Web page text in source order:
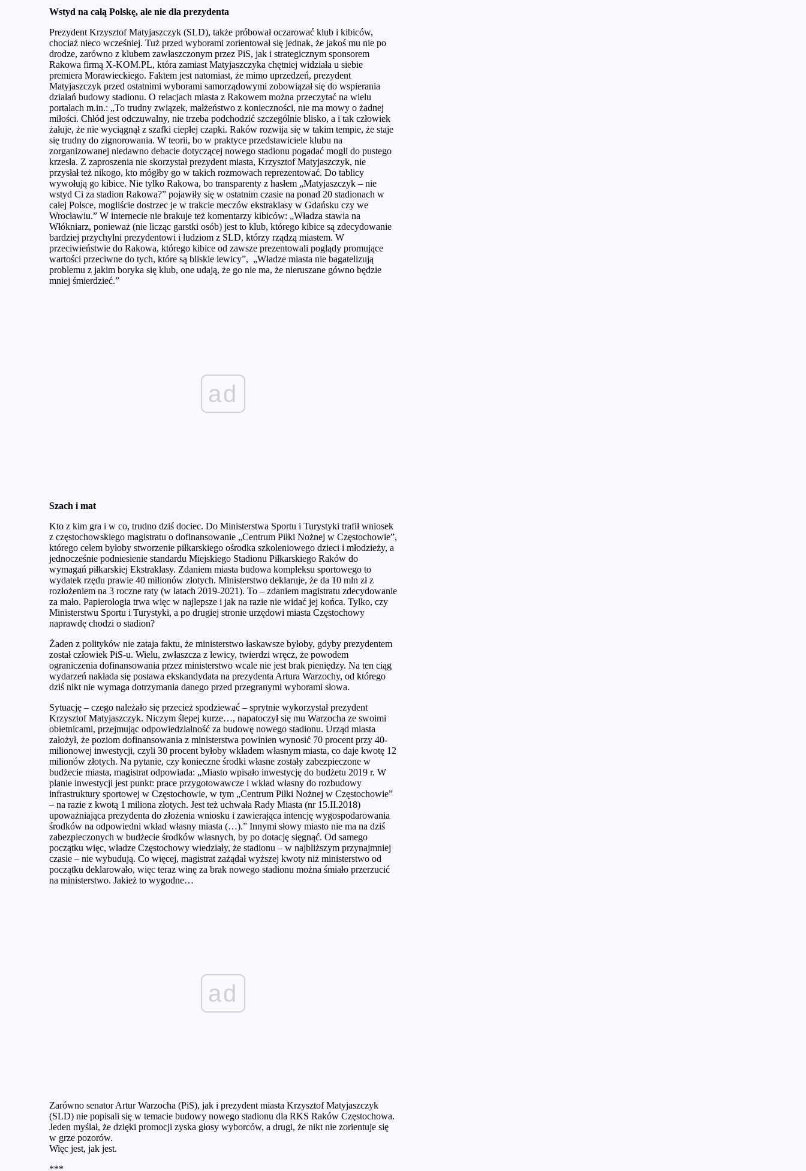
Wstyd na całą Polskę, ale nie dla prezydenta
Prezydent Krzysztof Matyjaszczyk (SLD), także próbował oczarować klub i kibiców,
chociaż nieco wcześniej. Tuż przed wyborami zorientował się jednak, że jakoś mu nie po
drodze, zarówno z klubem zawłaszczonym przez PiS, jak i strategicznym sponsorem
Rakowa firmą X-KOM.PL, która zamiast Matyjaszczyka chętniej widziała u siebie
premiera Morawieckiego. Faktem jest natomiast, że mimo uprzedzeń, prezydent
Matyjaszczyk przed ostatnimi wyborami samorządowymi zobowiązał się do wspierania
działań budowy stadionu. O relacjach miasta z Rakowem można przeczytać na wielu
portalach m.in.: „To trudny związek, małżeństwo z konieczności, nie ma mowy o żadnej
miłości. Chłód jest odczuwalny, nie trzeba podchodzić szczególnie blisko, a i tak człowiek
żałuje, że nie wyciągnął z szafki ciepłej czapki. Raków rozwija się w takim tempie, że staje
się trudny do zignorowania. W teorii, bo w praktyce przedstawiciele klubu na
zorganizowanej niedawno debacie dotyczącej nowego stadionu pogadać mogli do pustego
krzesła. Z zaproszenia nie skorzystał prezydent miasta, Krzysztof Matyjaszczyk, nie
przysłał też nikogo, kto mógłby go w takich rozmowach reprezentować. Do tablicy
wywołują go kibice. Nie tylko Rakowa, bo transparenty z hasłem „Matyjaszczyk – nie
wstyd Ci za stadion Rakowa?” pojawiły się w ostatnim czasie na ponad 20 stadionach w
całej Polsce, mogliście dostrzec je w trakcie meczów ekstraklasy w Gdańsku czy we
Wrocławiu.” W internecie nie brakuje też komentarzy kibiców: „Władza stawia na
Włókniarz, ponieważ (nie licząc garstki osób) jest to klub, którego kibice są zdecydowanie
bardziej przychylni prezydentowi i ludziom z SLD, którzy rządzą miastem. W
przeciwieństwie do Rakowa, którego kibice od zawsze prezentowali poglądy promujące
wartości przeciwne do tych, które są bliskie lewicy”, „Władze miasta nie bagatelizują
problemu z jakim boryka się klub, one udają, że go nie ma, że nieruszane gówno będzie
mniej śmierdzieć.”
ad
Szach i mat
Kto z kim gra i w co, trudno dziś dociec. Do Ministerstwa Sportu i Turystyki trafił wniosek
z częstochowskiego magistratu o dofinansowanie „Centrum Piłki Nożnej w Częstochowie”,
którego celem byłoby stworzenie piłkarskiego ośrodka szkoleniowego dzieci i młodzieży, a
jednocześnie podniesienie standardu Miejskiego Stadionu Piłkarskiego Raków do
wymagań piłkarskiej Ekstraklasy. Zdaniem miasta budowa kompleksu sportowego to
wydatek rzędu prawie 40 milionów złotych. Ministerstwo deklaruje, że da 10 mln zł z
rozłożeniem na 3 roczne raty (w latach 2019-2021). To – zdaniem magistratu zdecydowanie
za mało. Papierologia trwa więc w najlepsze i jak na razie nie widać jej końca. Tylko, czy
Ministerstwu Sportu i Turystyki, a po drugiej stronie urzędowi miasta Częstochowy
naprawdę chodzi o stadion?
Żaden z polityków nie zataja faktu, że ministerstwo łaskawsze byłoby, gdyby prezydentem
został człowiek PiS-u. Wielu, zwłaszcza z lewicy, twierdzi wręcz, że powodem
ograniczenia dofinansowania przez ministerstwo wcale nie jest brak pieniędzy. Na ten ciąg
wydarzeń nakłada się postawa ekskandydata na prezydenta Artura Warzochy, od którego
dziś nikt nie wymaga dotrzymania danego przed przegranymi wyborami słowa.
Sytuację – czego należało się przecież spodziewać – sprytnie wykorzystał prezydent
Krzysztof Matyjaszczyk. Niczym ślepej kurze…, napatoczył się mu Warzocha ze swoimi
obietnicami, przejmując odpowiedzialność za budowę nowego stadionu. Urząd miasta
założył, że poziom dofinansowania z ministerstwa powinien wynosić 70 procent przy 40-
milionowej inwestycji, czyli 30 procent byłoby wkładem własnym miasta, co daje kwotę 12
milionów złotych. Na pytanie, czy konieczne środki własne zostały zabezpieczone w
budżecie miasta, magistrat odpowiada: „Miasto wpisało inwestycję do budżetu 2019 r. W
planie inwestycji jest punkt: prace przygotowawcze i wkład własny do rozbudowy
infrastruktury sportowej w Częstochowie, w tym „Centrum Piłki Nożnej w Częstochowie”
– na razie z kwotą 1 miliona złotych. Jest też uchwała Rady Miasta (nr 15.II.2018)
upoważniająca prezydenta do złożenia wniosku i zawierająca intencję wygospodarowania
środków na odpowiedni wkład własny miasta (…).” Innymi słowy miasto nie ma na dziś
zabezpieczonych w budżecie środków własnych, by po dotację sięgnąć. Od samego
początku więc, władze Częstochowy wiedziały, że stadionu – w najbliższym przynajmniej
czasie – nie wybudują. Co więcej, magistrat zażądał wyższej kwoty niż ministerstwo od
początku deklarowało, więc teraz winę za brak nowego stadionu można śmiało przerzucić
na ministerstwo. Jakież to wygodne…
ad
Zarówno senator Artur Warzocha (PiS), jak i prezydent miasta Krzysztof Matyjaszczyk
(SLD) nie popisali się w temacie budowy nowego stadionu dla RKS Raków Częstochowa.
Jeden myślał, że dzięki promocji zyska głosy wyborców, a drugi, że nikt nie zorientuje się
w grze pozorów.
Więc jest, jak jest.